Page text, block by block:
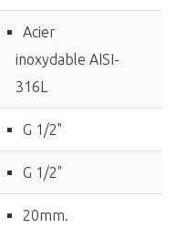
Acier
inoxydable AISI-
316L
G 1/2"
G 1/2"
20mm.